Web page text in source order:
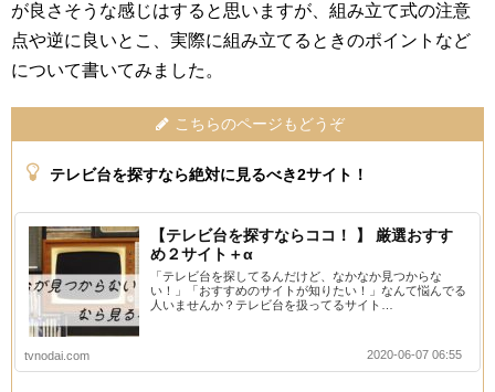
が良さそうな感じはすると思いますが、組み立て式の注意
点や逆に良いとこ、実際に組み立てるときのポイントなど
について書いてみました。
こちらのページもどうぞ
テレビ台を探すなら絶対に見るべき2サイト！
【テレビ台を探すならココ！ 】 厳選おすす
め２サイト＋α
「テレビ台を探してるんだけど、なかなか見つからな
い！」「おすすめのサイトが知りたい！」なんて悩んでる
人いませんか？テレビ台を扱ってるサイト…
tvnodai.com 2020-06-07 06:55